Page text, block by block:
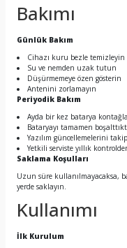
Bakımı
Günlük Bakım
Cihazı kuru bezle temizleyin
Su ve nemden uzak tutun
Düşürmemeye özen gösterin
Antenini zorlamayın
Periyodik Bakım
Ayda bir kez batarya
Bataryayı tamamen
Yazılım güncellemelerini
Yetkili serviste yıllık
Saklama Koşulları
Uzun süre kullanılmayacaksa,
yerde saklayın.
Kullanımı
İlk Kurulum